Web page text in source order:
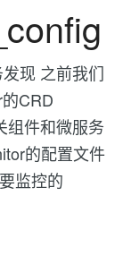
现 之前我们
CRD
组件和微服务
的配置文件
监控的